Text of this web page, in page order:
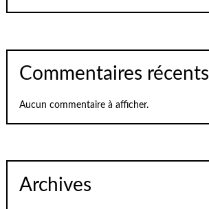
Commentaires récents
Aucun commentaire à afficher.
Archives